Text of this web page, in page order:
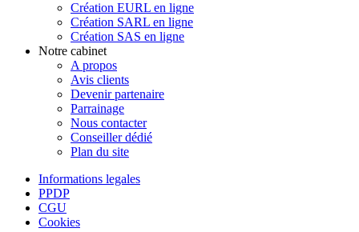
Création EURL en ligne
Création SARL en ligne
Création SAS en ligne
Notre cabinet
A propos
Avis clients
Devenir partenaire
Parrainage
Nous contacter
Conseiller dédié
Plan du site
Informations legales
PPDP
CGU
Cookies